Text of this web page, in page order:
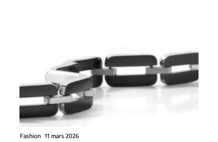
Fashion 11 mars 2026